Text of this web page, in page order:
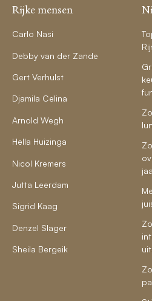
Rijke mensen
Carlo Nasi
Debby van der Zande
Gert Verhulst
Djamila Celina
Arnold Wegh
Hella Huizinga
Nicol Kremers
Jutta Leerdam
Sigrid Kaag
Denzel Slager
Sheila Bergeik